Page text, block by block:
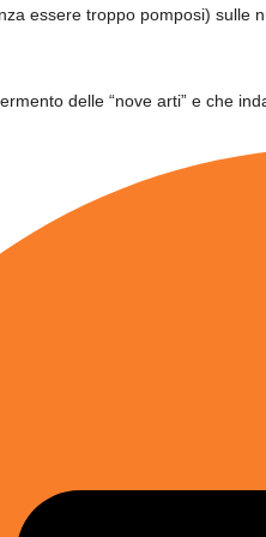
essere troppo pomposi)
delle “nove arti” e che